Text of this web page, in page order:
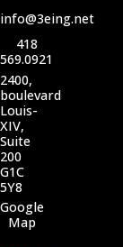
info@3eing.net
418
569.0921
2400,
boulevard
Louis-
XIV,
Suite
200
G1C
5Y8
Google
Map